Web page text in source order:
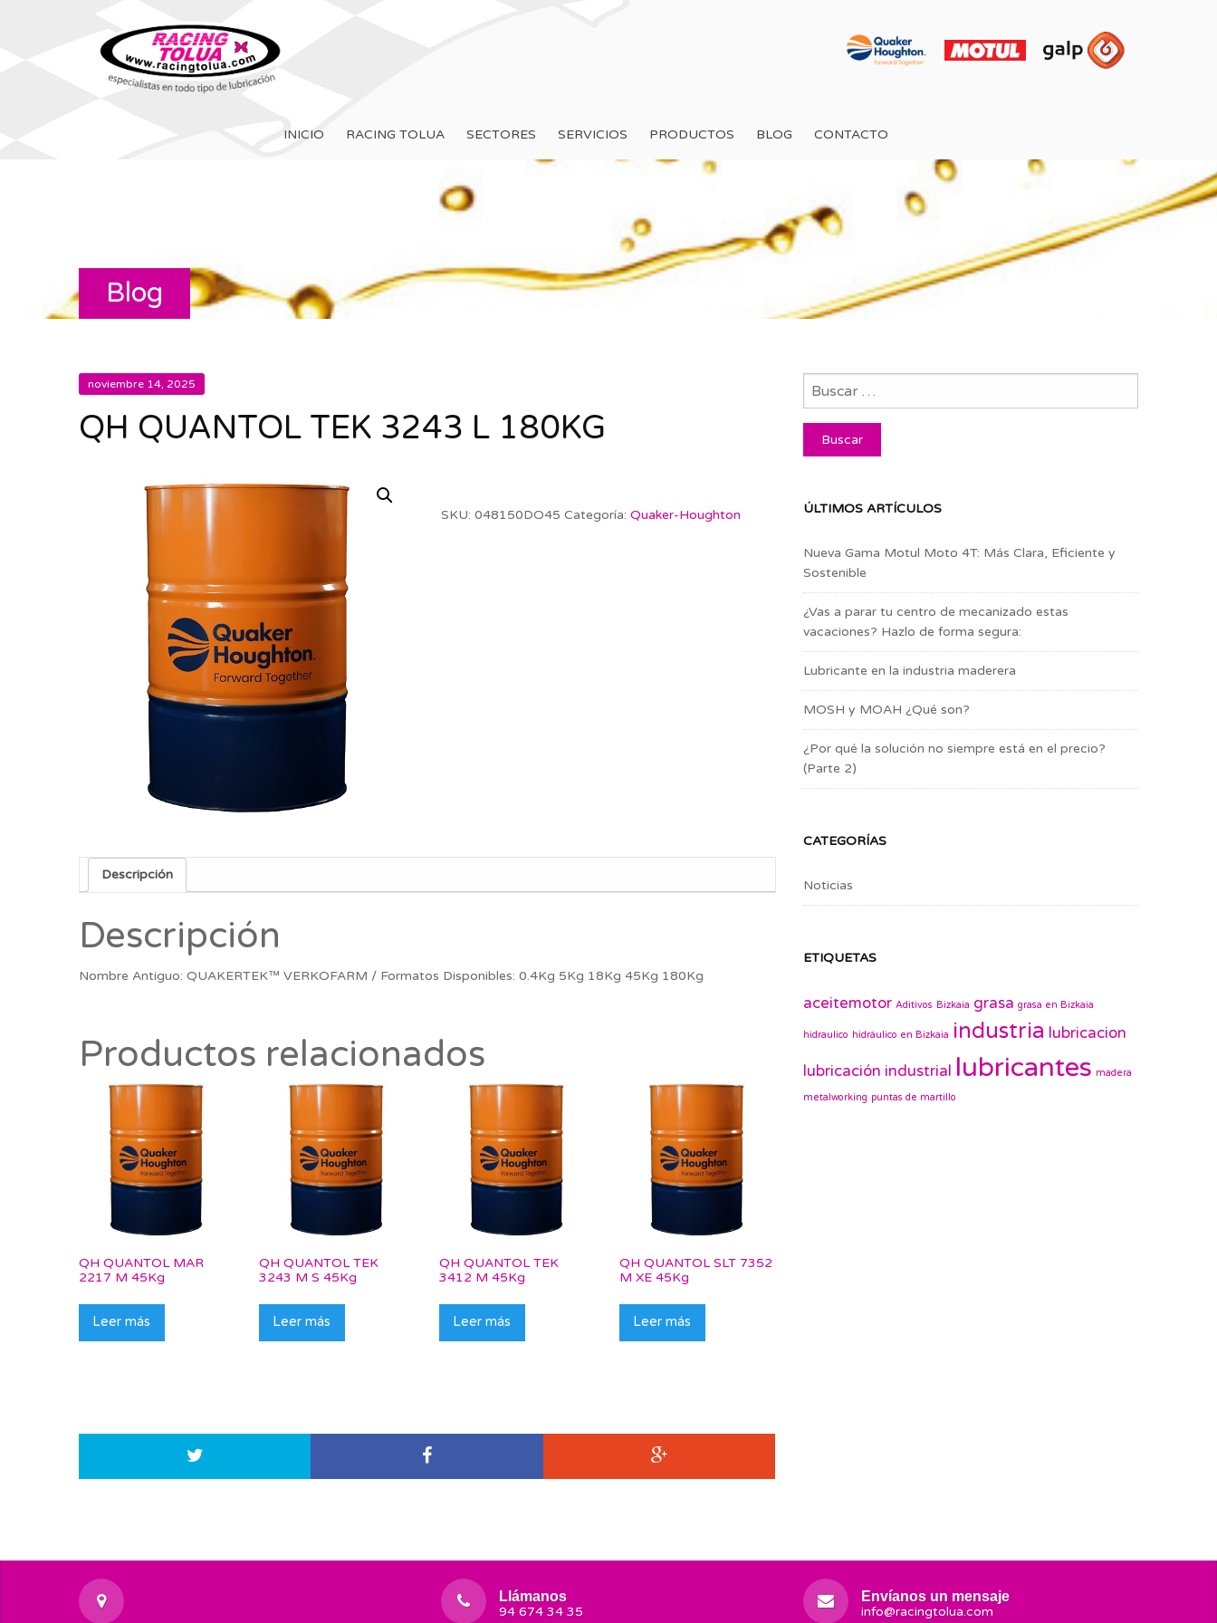
INICIO RACING TOLUA SECTORES SERVICIOS PRODUCTOS BLOG CONTACTO
Blog
noviembre 14, 2025
QH QUANTOL TEK 3243 L 180KG
SKU:048150DO45 Categoría:Quaker-Houghton
Descripción
Descripción
Nombre Antiguo: QUAKERTEK™ VERKOFARM / Formatos Disponibles: 0.4Kg 5Kg 18Kg 45Kg 180Kg
Productos relacionados
QH QUANTOL MAR
2217 M 45Kg
Leer más
QH QUANTOL TEK
3243 M S 45Kg
Leer más
QH QUANTOL TEK
3412 M 45Kg
Leer más
QH QUANTOL SLT 7352
M XE 45Kg
Leer más
ÚLTIMOS ARTÍCULOS
Nueva Gama Motul Moto 4T: Más Clara, Eficiente y
Sostenible
¿Vas a parar tu centro de mecanizado estas
vacaciones? Hazlo de forma segura:
Lubricante en la industria maderera
MOSH y MOAH ¿Qué son?
¿Por qué la solución no siempre está en el precio?
(Parte 2)
CATEGORÍAS
Noticias
ETIQUETAS
aceitemotor Aditivos Bizkaia grasa grasa en Bizkaia
hidraulico hidráulico en Bizkaia industria lubricacion
lubricación industrial lubricantes madera
metalworking puntas de martillo
Llámanos
94 674 34 35
Envíanos un mensaje
info@racingtolua.com